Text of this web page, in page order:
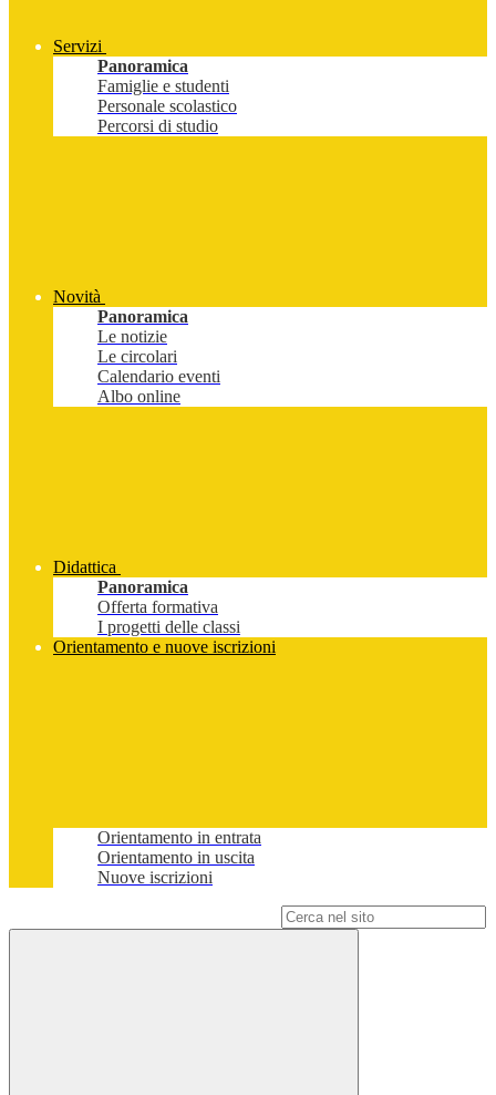
Servizi
Panoramica
Famiglie e studenti
Personale scolastico
Percorsi di studio
Novità
Panoramica
Le notizie
Le circolari
Calendario eventi
Albo online
Didattica
Panoramica
Offerta formativa
I progetti delle classi
Orientamento e nuove iscrizioni
Orientamento in entrata
Orientamento in uscita
Nuove iscrizioni